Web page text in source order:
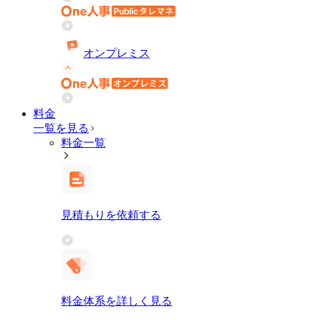
オンプレミス
料金
一覧を見る
料金一覧
見積もりを依頼する
料金体系を詳しく見る